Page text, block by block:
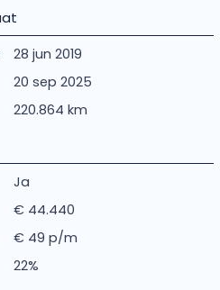
28 jun 2019
20 sep 2025
220.864 km
Ja
€ 44.440
€ 49 p/m
22%